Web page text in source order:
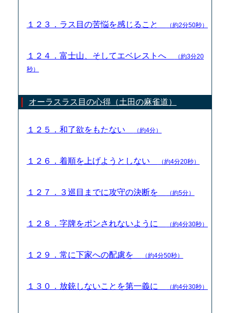
１２３．ラス目の苦悩を感じること （約2分50秒）
１２４．富士山、そしてエベレストへ
（約3分20
秒）
オーラスラス目の心得（土田の麻雀道）
１２５．和了欲をもたない （約4分）
１２６．着順を上げようとしない （約4分20秒）
１２７．３巡目までに攻守の決断を （約5分）
１２８．字牌をポンされないように （約4分30秒）
１２９．常に下家への配慮を （約4分50秒）
１３０．放銃しないことを第一義に （約4分30秒）